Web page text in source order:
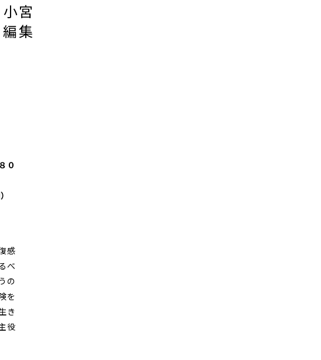
宮
集
０
感
べ
の
を
き
役